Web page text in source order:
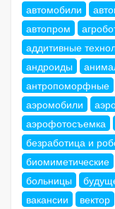
автомобили
автопром
аддитивные
андроиды
антропоморфные
аэромобили
аэрофотосъемка
безработица и
биомиметические
больницы
вакансии
вектор